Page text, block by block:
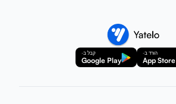
הורד ב-
App Store
קבל ב-
Google Play